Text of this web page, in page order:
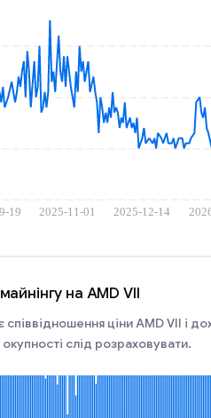
на AMD VII
співвідношення ціни AMD VII і
слід розраховувати.